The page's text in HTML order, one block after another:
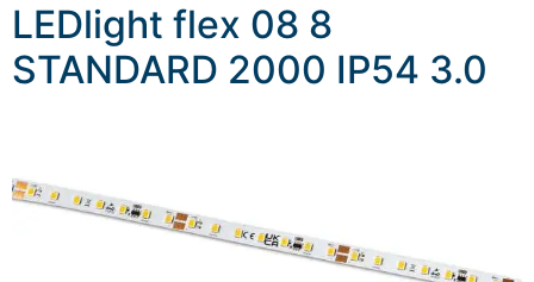
LEDlight flex 08 8
STANDARD 2000 IP54 3.0